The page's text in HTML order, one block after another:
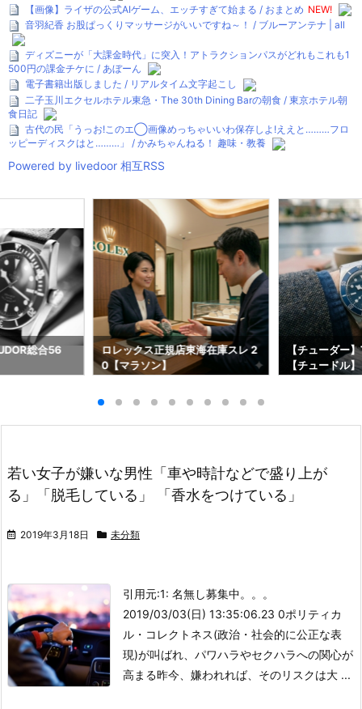
【画像】ライザの公式AIゲーム、エッチすぎて始まる / おまとめ NEW!
音羽紀香 お股ぱっくりマッサージがいいですね～！ / ブルーアンテナ | all
ディズニーが「大課金時代」に突入！アトラクションパスがどれもこれも1
500円の課金チケに / あぼーん
電子書籍出版しました / リアルタイム文字起こし
二子玉川エクセルホテル東急・The 30th Dining Barの朝食 / 東京ホテル朝
食日記
古代の民「うっお!このエ◯画像めっちゃいいわ保存しよ!ええと………フロ
ッピーディスクはと………」 / かみちゃんねる！ 趣味・教養
Powered by livedoor 相互RSS
総合56
ロレックス正規店東海在庫スレ 2
0【マラソン】
【チューダー
【チュードル】
若い女子が嫌いな男性「車や時計などで盛り上が
る」「脱毛している」 「香水をつけている」
2019年3月18日 未分類
引用元:1: 名無し募集中。。。
2019/03/03(日) 13:35:06.23 0ポリティカ
ル・コレクトネス(政治・社会的に公正な表
現)が叫ばれ、パワハラやセクハラへの関心が
高まる昨今、嫌われれば、そのリスクは大 ...